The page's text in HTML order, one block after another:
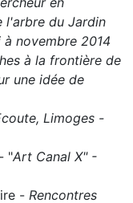
l'arbre du Jardin
novembre 2014
à la frontière de
une idée de
Limoges -
- "Art Canal X" -
- Rencontres